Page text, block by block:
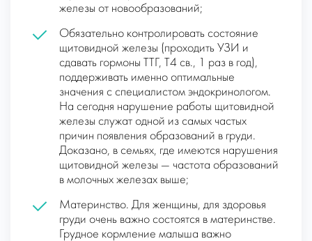
железы от новообразований;
Обязательно контролировать состояние
щитовидной железы (проходить УЗИ и
сдавать гормоны ТТГ, Т4 св., 1 раз в год),
поддерживать именно оптимальные
значения с специалистом эндокринологом.
На сегодня нарушение работы щитовидной
железы служат одной из самых частых
причин появления образований в груди.
Доказано, в семьях, где имеются нарушения
щитовидной железы — частота образований
в молочных железах выше;
Материнство. Для женщины, для здоровья
груди очень важно состоятся в материнстве.
Грудное кормление малыша важно